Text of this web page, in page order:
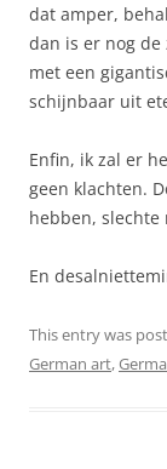
dat amper,
dan is er nog
met een
schijnbaar uit
Enfin, ik zal er
geen klachten.
hebben, slechte
En
This entry was
German art,